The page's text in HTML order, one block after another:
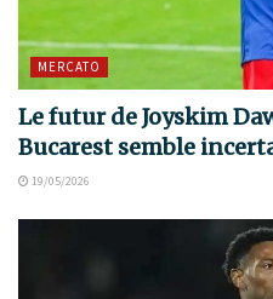
MERCATO
Le futur de Joyskim
Bucarest semble
19/05/2026